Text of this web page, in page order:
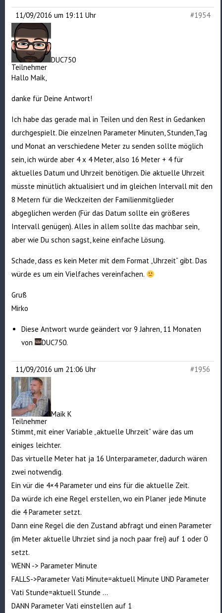
11/09/2016 um 19:11 Uhr #1954
DUC750
Teilnehmer
Hallo Maik,
danke für Deine Antwort!
Ich habe das gerade mal in Teilen und den Rest in Gedanken
durchgespielt. Die einzelnen Parameter Minuten, Stunden,Tag
und Monat an verschiedene Meter zu senden sollte möglich
sein, ich würde aber 4 x 4 Meter, also 16 Meter + 4 für
aktuelles Datum und Uhrzeit benötigen. Die aktuelle Uhrzeit
müsste minütlich aktualisiert und im gleichen Intervall mit den
8 Metern für die Weckzeiten der Familienmitglieder
abgeglichen werden (Für das Datum sollte ein größeres
Intervall genügen). Alles in allem sollte das machbar sein,
aber wie Du schon sagst, keine einfache Lösung.
Schade, dass es kein Meter mit dem Format „Uhrzeit“ gibt. Das
würde es um ein Vielfaches vereinfachen.
Gruß
Mirko
Diese Antwort wurde geändert vor 9 Jahren, 11 Monaten
von
DUC750.
11/09/2016 um 21:06 Uhr #1956
Maik K
Teilnehmer
Stimmt, mit einer Variable „aktuelle Uhrzeit“ wäre das um
einiges leichter.
Das virtuelle Meter hat ja 16 Unterparameter, dadurch wären
zwei notwendig.
Ein vür die 4×4 Parameter und eins für die aktuelle Zeit.
Da würde ich eine Regel erstellen, wo ein Planer jede Minute
die 4 Parameter setzt.
Dann eine Regel die den Zustand abfragt und einen Parameter
(im Meter aktuelle Uhrziet sind ja noch paar frei) auf 1 oder 0
setzt.
WENN -> Parameter Minute
FALLS->Parameter Vati Minute=aktuell Minute UND Parameter
Vati Stunde=aktuell Stunde …
DANN Parameter Vati einstellen auf 1